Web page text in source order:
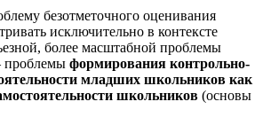
безотметочного оценивания
исключительно в контексте
более масштабной проблемы
проблемыформирования контрольно-
младших школьников как
школьников (основы